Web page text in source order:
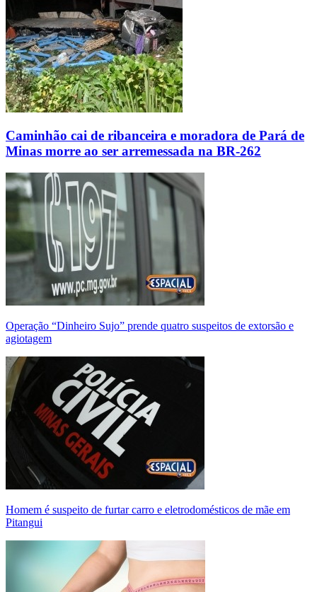
Caminhão cai de ribanceira e moradora de Pará de
Minas morre ao ser arremessada na BR-262
Operação “Dinheiro Sujo” prende quatro suspeitos de extorsão e
agiotagem
Homem é suspeito de furtar carro e eletrodomésticos de mãe em
Pitangui